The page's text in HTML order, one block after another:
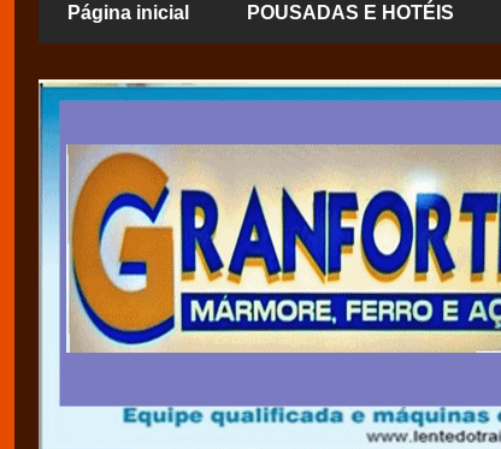
Página inicial POUSADAS E HOTÉIS